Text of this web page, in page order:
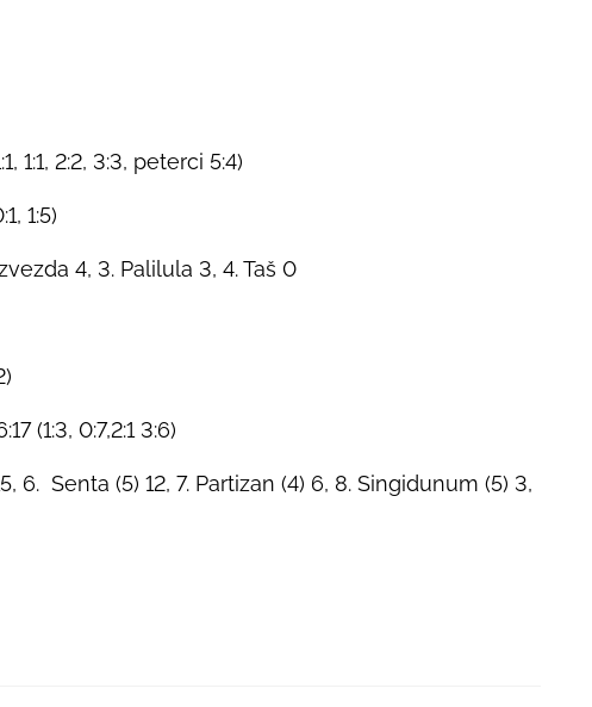
1:1, 2:2, 3:3, peterci 5:4)
1:5)
4, 3. Palilula 3, 4. Taš 0
(1:3, 0:7,2:1 3:6)
6. Senta (5) 12, 7. Partizan (4) 6, 8. Singidunum (5) 3,